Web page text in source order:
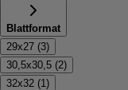
Blattformat
29x27 (3)
30,5x30,5 (2)
32x32 (1 )